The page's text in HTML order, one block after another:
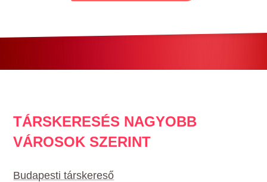
TÁRSKERESÉS NAGYOBB
VÁROSOK SZERINT
Budapesti társkereső